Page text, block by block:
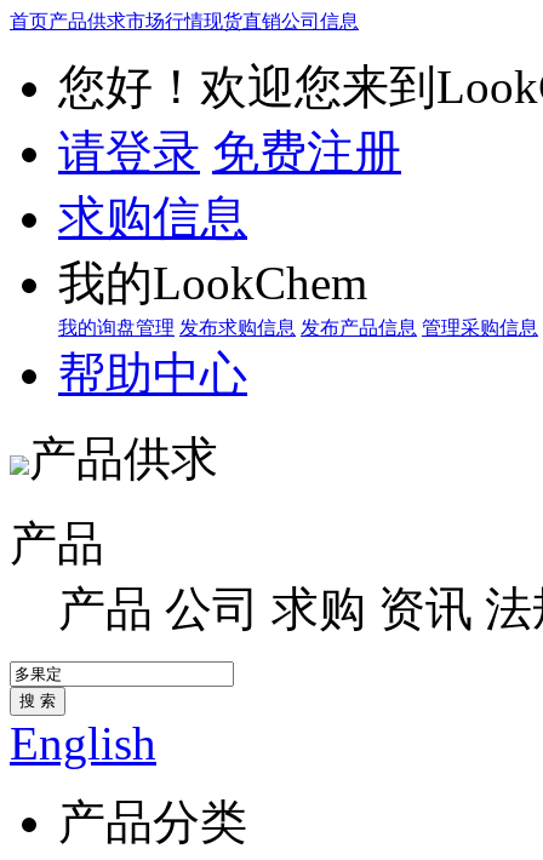
首页产品供求市场行情现货直销公司信息
您好！欢迎您来到
请登录 免费注册
求购信息
我的LookChem
我的询盘管理 发布求购信息 发布产品信息 管理采购信息
帮助中心
产品供求
产品
产品 公司 求购 资讯 法
搜 索
English
产品分类